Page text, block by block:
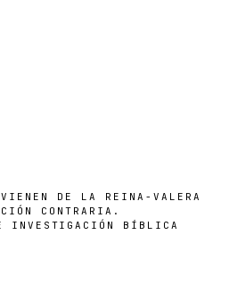
DE LA REINA-VALERA
CONTRARIA.
INVESTIGACIÓN BÍBLICA